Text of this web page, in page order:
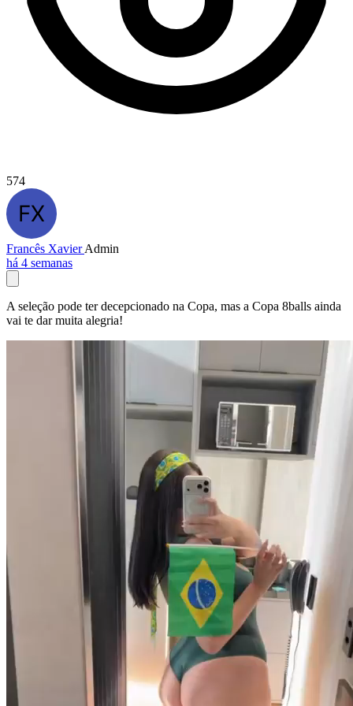
574
Francês XavierAdmin
há 4 semanas
A seleção pode ter decepcionado na Copa, mas a Copa 8balls ainda
vai te dar muita alegria!